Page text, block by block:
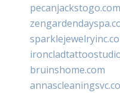
pecanjackstogo.com
bruinshome.com